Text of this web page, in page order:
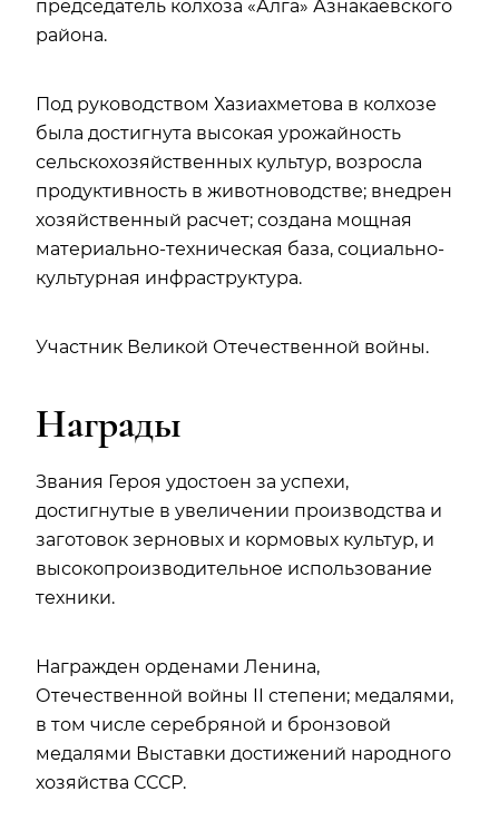
председатель колхоза «Алга» Азнакаевского
района.
Под руководством Хазиахметова в колхозе
была достигнута высокая урожайность
сельскохозяйственных культур, возросла
продуктивность в животноводстве; внедрен
хозяйственный расчет; создана мощная
материально-техническая база, социально-
культурная инфраструктура.
Участник Великой Отечественной войны.
Награды
Звания Героя удостоен за успехи,
достигнутые в увеличении производства и
заготовок зерновых и кормовых культур, и
высокопроизводительное использование
техники.
Награжден орденами Ленина,
Отечественной войны II степени; медалями,
в том числе серебряной и бронзовой
медалями Выставки достижений народного
хозяйства СССР.